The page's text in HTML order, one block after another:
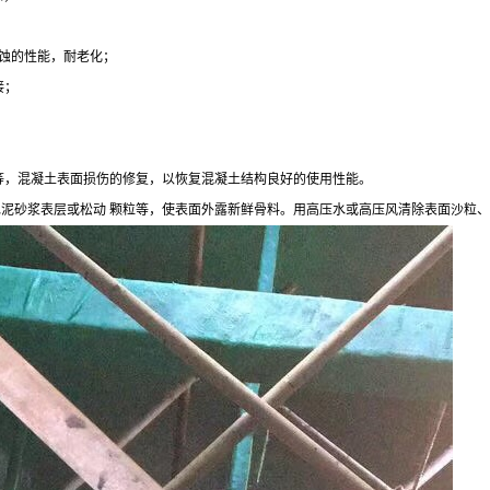
的性能，耐老化；
混凝土表面损伤的修复，以恢复混凝土结构良好的使用性能。
砂浆表层或松动 颗粒等，使表面外露新鲜骨料。用高压水或高压风清除表面沙粒